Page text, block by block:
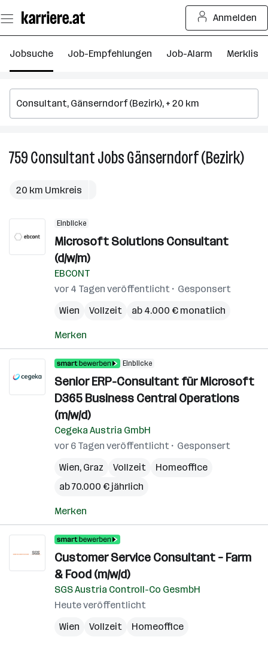
Seiteninhalt
springen
Anmelden
Jobsuche Job-Empfehlungen Job-Alarm Merkliste
759ConsultantJobsGänserndorf (Bezirk)759
20 km Umkreis
Einblicke
Microsoft Solutions Consultant
(d/w/m)
EBCONT
vor 4 Tagen veröffentlicht
Gesponsert
Wien
Vollzeit ab 4.000 € monatlich
Merken
Einblicke
Senior ERP-Consultant für Microsoft
D365 Business Central Operations
(m/w/d)
Cegeka Austria GmbH
vor 6 Tagen veröffentlicht
Gesponsert
Wien, Graz Vollzeit
Homeoffice
ab 70.000 € jährlich
Merken
Customer Service Consultant – Farm
& Food (m/w/d)
SGS Austria Controll-Co GesmbH
Heute veröffentlicht
Wien
Vollzeit Homeoffice